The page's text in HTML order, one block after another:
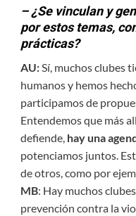
– ¿Se vinculan y
por estos temas,
prácticas?
AU:Sí, muchos clubes
humanos y hemos
participamos de
Entendemos que más
defiende, hay una
potenciamos juntos.
de otros, como por
MB: Hay muchos
prevención contra la